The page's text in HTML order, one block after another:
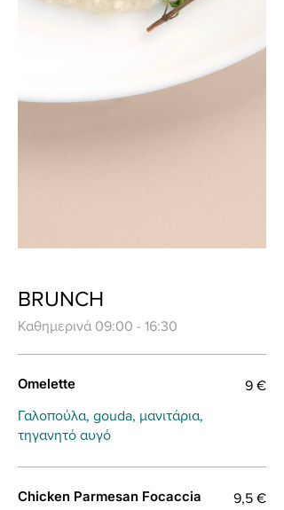
BRUNCH
Καθημερινά 09:00 - 16:30
Omelette
Γαλοπούλα, gouda, μανιτάρια,
τηγανητό αυγό
9 €
Chicken Parmesan Focaccia 9,5 €